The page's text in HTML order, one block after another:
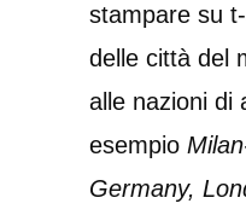
stampare su
delle città del
alle nazioni di
esempio
Germany,